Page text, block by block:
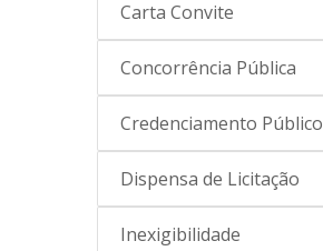
Carta Convite
Concorrência Pública
Credenciamento Público
Dispensa de Licitação
Inexigibilidade